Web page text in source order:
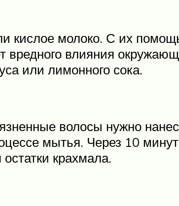
кислое молоко. С их
вредного влияния
или лимонного сока.
волосы нужно
мытья. Через 10
крахмала.